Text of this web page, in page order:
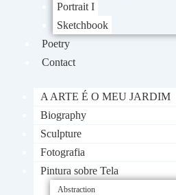
Portrait I
Sketchbook
Poetry
Contact
A ARTE É O MEU JARDIM
Biography
Sculpture
Fotografia
Pintura sobre Tela
Abstraction